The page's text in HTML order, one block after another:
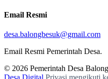
Email Resmi
desa.balongbesuk@gmail.com
Email Resmi Pemerintah Desa.
© 2026 Pemerintah Desa